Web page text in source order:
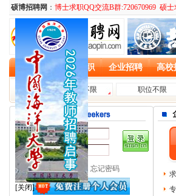
[关闭]
硕博招聘网 ： 博士求职QQ交流B群:720670969 硕
首 页 个人求职 企业招聘 高校
搜索：
用户名：
密 码：
免费注册 忘记密码